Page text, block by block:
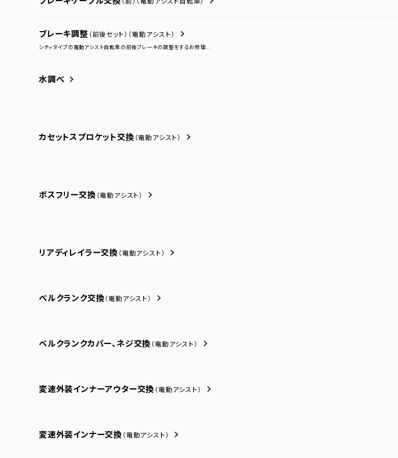
ブレーキ調整 （前後セット） （電動アシスト）
シティタイプの電動アシスト自転車の前後ブレーキの調整をするお修理...
水調べ
カセットスプロケット交換 （電動アシスト）
ボスフリー交換 （電動アシスト）
リアディレイラー交換 （電動アシスト）
ベルクランク交換（電動アシスト）
ベルクランクカバー、ネジ交換 （電動アシスト）
変速外装インナーアウター交換 （電動アシスト）
変速外装インナー交換 （電動アシスト）